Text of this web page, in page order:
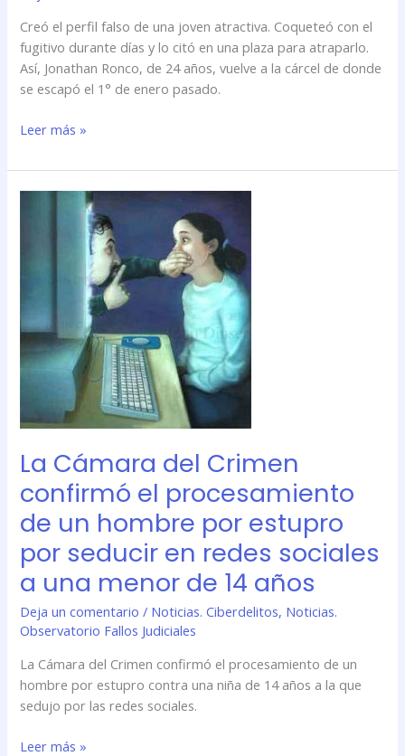
Creó el perfil falso de una joven atractiva. Coqueteó con el
fugitivo durante días y lo citó en una plaza para atraparlo.
Así, Jonathan Ronco, de 24 años, vuelve a la cárcel de donde
se escapó el 1° de enero pasado.
Leer más »
La Cámara del Crimen
confirmó el procesamiento
de un hombre por estupro
por seducir en redes sociales
a una menor de 14 años
Deja un comentario / Noticias. Ciberdelitos, Noticias.
Observatorio Fallos Judiciales
La Cámara del Crimen confirmó el procesamiento de un
hombre por estupro contra una niña de 14 años a la que
sedujo por las redes sociales.
el
procesamiento
de
un
estupro
seducir
en
redes
sociales
a
una
menor
de
14
años
Leer más »